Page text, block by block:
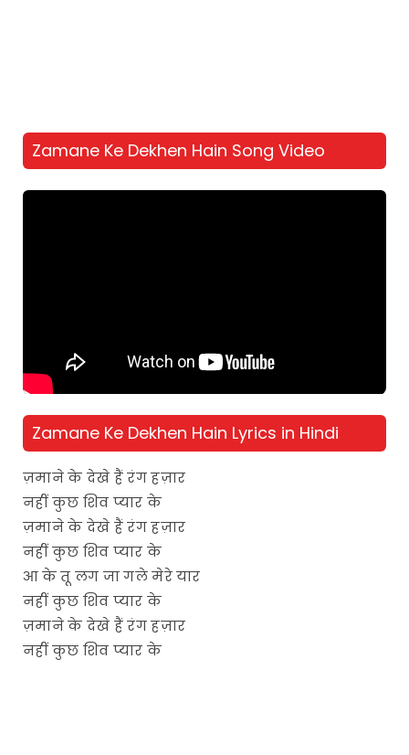
Zamane Ke Dekhen Hain Song Video
Zamane Ke Dekhen Hain Lyrics in Hindi
ज़माने के देखे हैं रंग हज़ार
नहीं कुछ शिव प्यार के
ज़माने के देखे हैं रंग हज़ार
नहीं कुछ शिव प्यार के
आ के तू लग जा गले मेरे यार
नहीं कुछ शिव प्यार के
ज़माने के देखे हैं रंग हज़ार
नहीं कुछ शिव प्यार के